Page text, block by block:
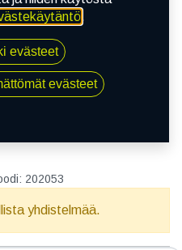
KAPSEN HD918
202053
yhdistelmää.
.
evästeet
evästeet